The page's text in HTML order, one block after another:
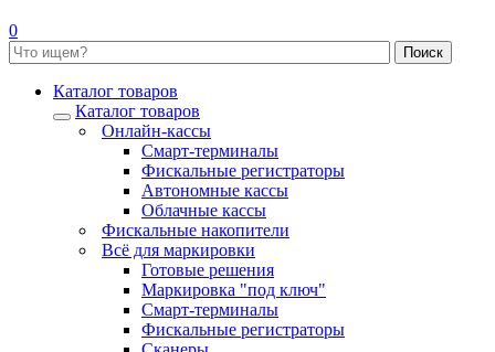
0
Каталог товаров
Каталог товаров
Онлайн-кассы
Смарт-терминалы
Фискальные регистраторы
Автономные кассы
Облачные кассы
Фискальные накопители
Всё для маркировки
Готовые решения
Маркировка "под ключ"
Смарт-терминалы
Фискальные регистраторы